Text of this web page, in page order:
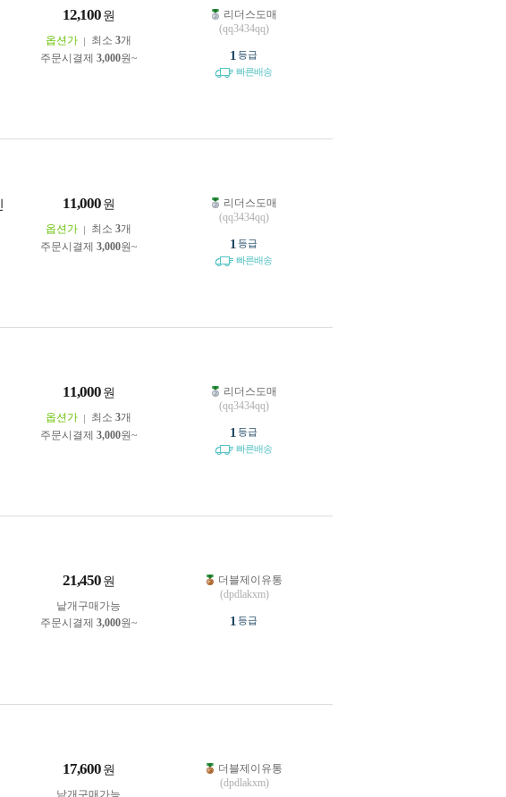
12,100 원
옵션가 최소 3개
주문시결제 3,000원~
리더스도매
(qq3434qq)
1 등급
빠른배송
11,000 원
옵션가 최소 3개
주문시결제 3,000원~
리더스도매
(qq3434qq)
1 등급
빠른배송
11,000 원
옵션가 최소 3개
주문시결제 3,000원~
리더스도매
(qq3434qq)
1 등급
빠른배송
21,450 원
낱개구매가능
주문시결제 3,000원~
더블제이유통
(dpdlakxm)
1 등급
17,600 원
낱개구매가능
더블제이유통
(dpdlakxm)